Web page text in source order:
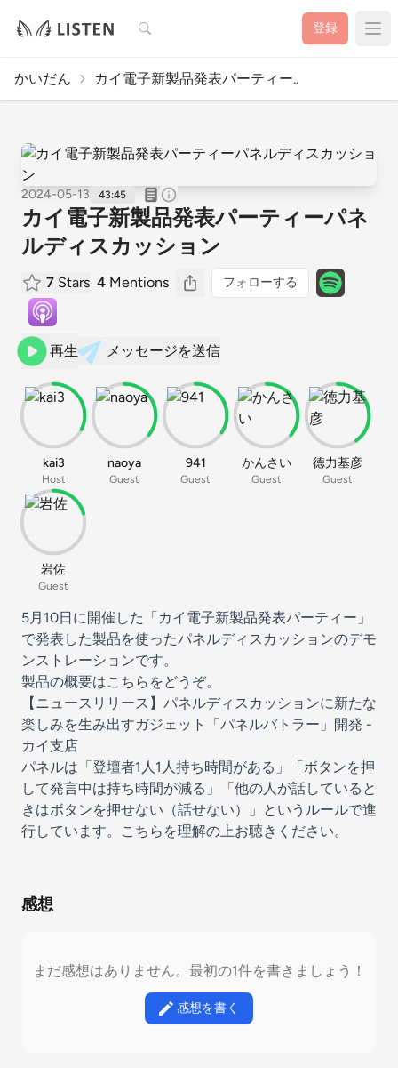
検索 登録
かいだん カイ電子新製品発表パーティー..
2024-05-13 43:45
カイ電子新製品発表パーティーパネ
ルディスカッション
7 Stars 4 Mentions フォローする
再生 メッセージを送信
kai3
Host
naoya
Guest
941
Guest
かんさい
Guest
徳力基彦
Guest
岩佐
Guest
5月10日に開催した「カイ電子新製品発表パーティー」
で発表した製品を使ったパネルディスカッションのデモ
ンストレーションです。
製品の概要はこちらをどうぞ。
【ニュースリリース】パネルディスカッションに新たな
楽しみを生み出すガジェット「パネルバトラー」開発 -
カイ支店
パネルは「登壇者1人1人持ち時間がある」「ボタンを押
して発言中は持ち時間が減る」「他の人が話していると
きはボタンを押せない（話せない）」というルールで進
行しています。こちらを理解の上お聴きください。
感想
まだ感想はありません。最初の1件を書きましょう！
感想を書く